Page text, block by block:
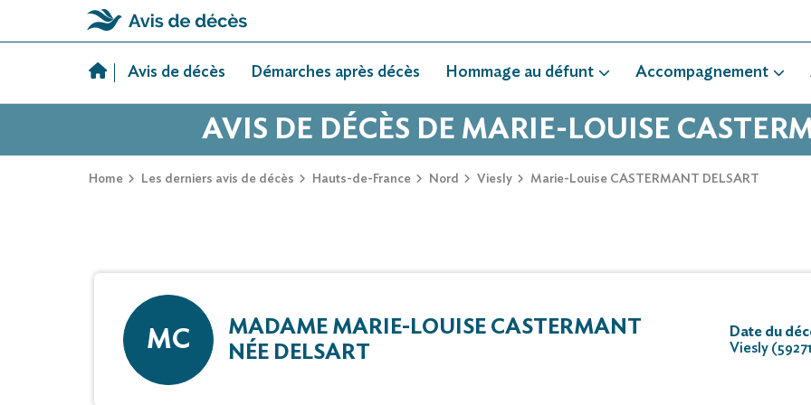
Avis de décès Démarches après décès Hommage au défunt Accompagnement
AVIS DE DÉCÈS DE MARIE-LOUISE
Home Les derniers avis de décès Hauts-de-France Nord Viesly Marie-Louise CASTERMANT DELSART
MC
MADAME MARIE-LOUISE CASTERMANT
NÉE DELSART
Date du
Viesly